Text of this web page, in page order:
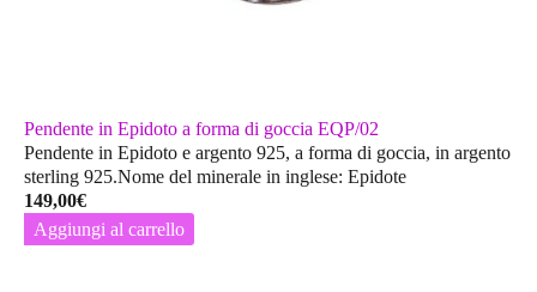
Pendente in Epidoto a forma di goccia EQP/02
Pendente in Epidoto e argento 925, a forma di goccia, in argento
sterling 925.Nome del minerale in inglese: Epidote
149,00€
Aggiungi al carrello